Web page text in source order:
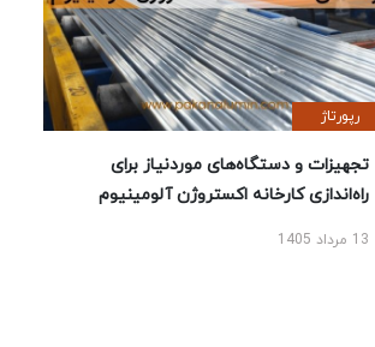
رپورتاژ
تجهیزات و دستگاه‌های موردنیاز برای
راه‌اندازی کارخانه اکستروژن آلومینیوم
13 مرداد 1405